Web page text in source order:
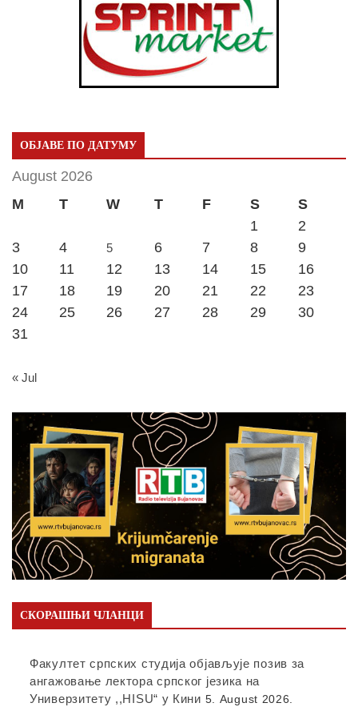
ОБЈАВЕ ПО ДАТУМУ
August 2026
M
T W T F S
S
1
2
3
4 5 6 7 8
9
10
11 12 13 14 15
16
17
18 19 20 21 22
23
24
25 26 27 28 29
30
31
« Jul
СКОРАШЊИ ЧЛАНЦИ
Факултет српских студија објављује позив за
ангажовање лектора српског језика на
Универзитету ,,HISU“ у Кини 5. August 2026.